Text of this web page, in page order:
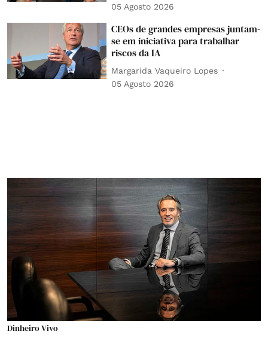
05 Agosto 2026
CEOs de grandes empresas juntam-
se em iniciativa para trabalhar
riscos da IA
Margarida Vaqueiro Lopes
05 Agosto 2026
Dinheiro Vivo